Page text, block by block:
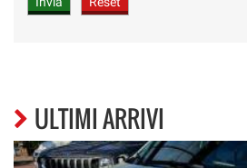
ULTIMI ARRIVI